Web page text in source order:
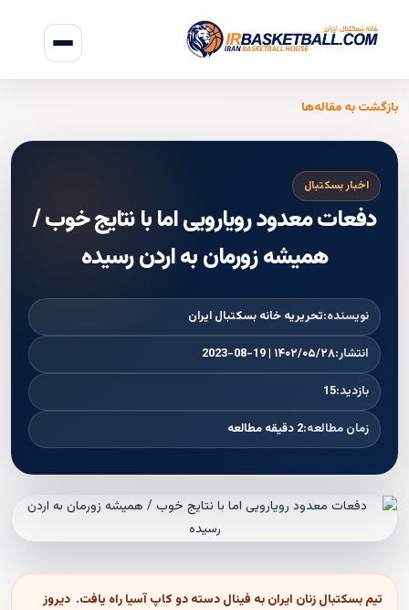
بازگشت به مقاله‌ها
اخبار بسکتبال
دفعات معدود رویارویی اما با نتایج خوب /
همیشه زورمان به اردن رسیده
نویسنده:تحریریه خانه بسکتبال ایران
انتشار:۱۴۰۲/۰۵/۲۸ | 2023-08-19
بازدید:15
زمان مطالعه:2 دقیقه مطالعه
تیم بسکتبال زنان ایران به فینال دسته دو کاپ آسیا راه یافت. دیروز